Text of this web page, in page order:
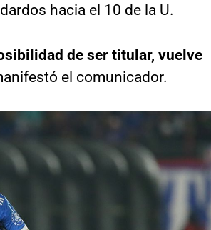
hacia el 10 de la U.
de ser titular, vuelve
el comunicador.